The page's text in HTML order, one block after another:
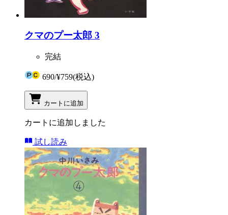
クマのプー太郎 3
完結
690/¥759(税込)
カートに追加
カートに追加しました
試し読み